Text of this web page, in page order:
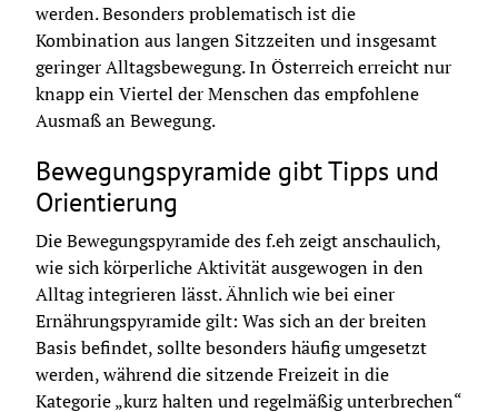
werden. Besonders problematisch ist die
Kombination aus langen Sitzzeiten und insgesamt
geringer Alltagsbewegung. In Österreich erreicht nur
knapp ein Viertel der Menschen das empfohlene
Ausmaß an Bewegung.
Bewegungspyramide gibt Tipps und
Orientierung
Die Bewegungspyramide des f.eh zeigt anschaulich,
wie sich körperliche Aktivität ausgewogen in den
Alltag integrieren lässt. Ähnlich wie bei einer
Ernährungspyramide gilt: Was sich an der breiten
Basis befindet, sollte besonders häufig umgesetzt
werden, während die sitzende Freizeit in die
Kategorie „kurz halten und regelmäßig unterbrechen“